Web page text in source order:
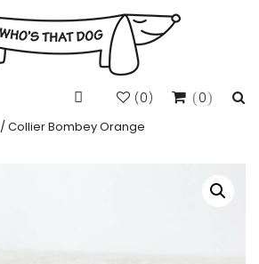
0
(0)
/ Collier Bombey Orange